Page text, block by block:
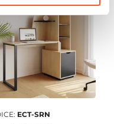
ECT-SRN